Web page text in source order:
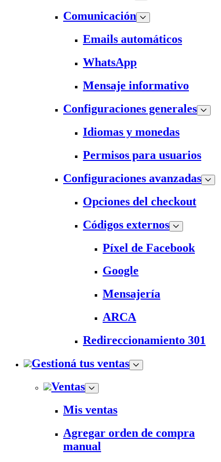
Comunicación
Emails automáticos
WhatsApp
Mensaje informativo
Configuraciones generales
Idiomas y monedas
Permisos para usuarios
Configuraciones avanzadas
Opciones del checkout
Códigos externos
Píxel de Facebook
Google
Mensajería
ARCA
Redireccionamiento 301
Gestioná tus ventas
Ventas
Mis ventas
Agregar orden de compra
manual